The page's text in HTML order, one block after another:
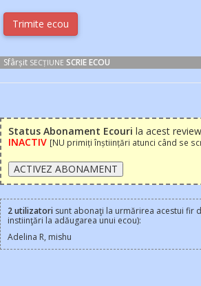
Sfârșit SECȚIUNE SCRIE ECOU
Status Abonament Ecouri la acest
INACTIV [NU primiți înștiințări atunci când se
2 utilizatori sunt abonaţi la urmărirea acestui fir
instiinţări la adăugarea unui ecou):
Adelina R, mishu